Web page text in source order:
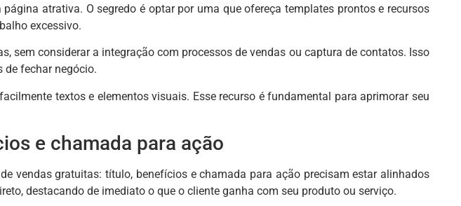
atrativa. O segredo é optar por uma que ofereça templates prontos e recursos
excessivo.
sem considerar a integração com processos de vendas ou captura de contatos. Isso
de fechar negócio.
textos e elementos visuais. Esse recurso é fundamental para aprimorar seu
e chamada para ação
vendas gratuitas: título, benefícios e chamada para ação precisam estar alinhados
destacando de imediato o que o cliente ganha com seu produto ou serviço.